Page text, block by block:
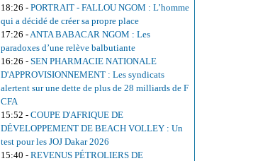
18:26 - PORTRAIT - FALLOU NGOM : L’homme
qui a décidé de créer sa propre place
17:26 - ANTA BABACAR NGOM : Les
paradoxes d’une relève balbutiante
16:26 - SEN PHARMACIE NATIONALE
D'APPROVISIONNEMENT : Les syndicats
alertent sur une dette de plus de 28 milliards de F
CFA
15:52 - COUPE D'AFRIQUE DE
DÉVELOPPEMENT DE BEACH VOLLEY : Un
test pour les JOJ Dakar 2026
15:40 - REVENUS PÉTROLIERS DE